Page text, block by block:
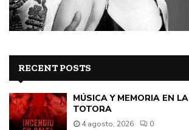
RECENT POSTS
MÚSICA Y MEMORIA EN LA
TOTORA
4 agosto, 2026 0